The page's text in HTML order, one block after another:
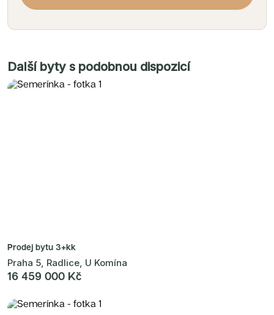
Další byty s podobnou dispozicí
Prodej bytu 3+kk
Praha 5, Radlice, U Komína
16 459 000 Kč